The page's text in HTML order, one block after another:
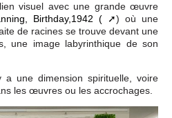
visuel avec une grande œuvre
Birthday,1942 (
) où une
de racines se trouve devant une
une image labyrinthique de son
une dimension spirituelle, voire
les œuvres ou les accrochages.